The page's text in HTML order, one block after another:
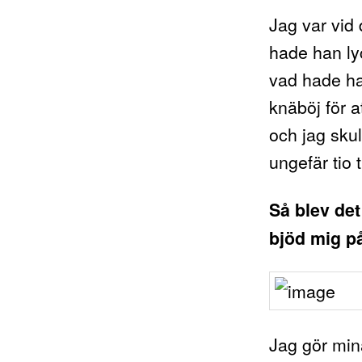
Jag var vid
hade han
vad hade
knäböj för
och jag
ungefär tio
Så blev
bjöd mig
Jag gör